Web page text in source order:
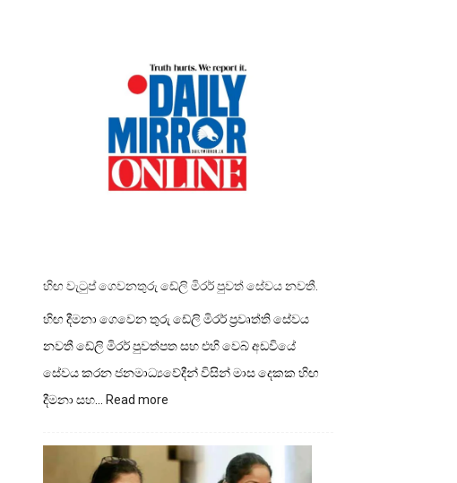
හිඟ වැටුප් ගෙවනතුරු ඩේලි මිරර් පුවත් සේවය නවතී.
හිඟ දීමනා ගෙවෙන තුරු ඩේලි මිරර් ප්‍රවෘත්ති සේවය
නවතී ඩේලි මිරර් පුවත්පත සහ එහි වෙබ් අඩවියේ
සේවය කරන ජනමාධ්‍යවේදීන් විසින් මාස දෙකක හිඟ
දීමනා සහ… Read more
ගෙවනතුරු
ඩේලි